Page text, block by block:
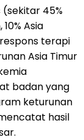
45%
Asia
terapi
Asia Timur
badan yang
keturunan
hasil